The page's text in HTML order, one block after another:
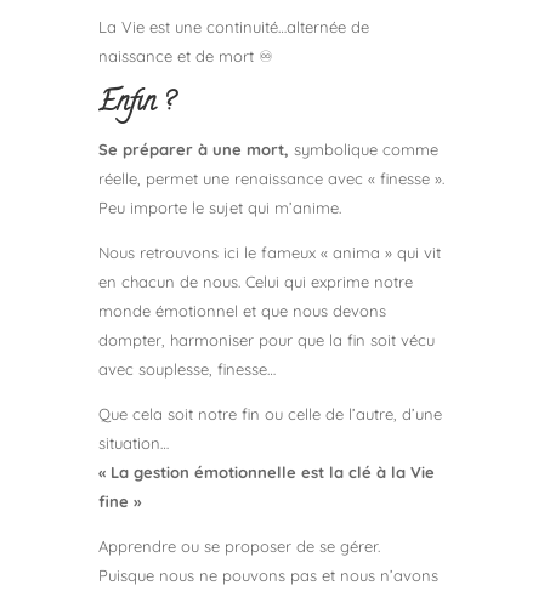
La Vie est une continuité…alternée de
naissance et de mort ♾
Enfin ?
Se préparer à une mort, symbolique comme
réelle, permet une renaissance avec « finesse ».
Peu importe le sujet qui m’anime.
Nous retrouvons ici le fameux « anima » qui vit
en chacun de nous. Celui qui exprime notre
monde émotionnel et que nous devons
dompter, harmoniser pour que la fin soit vécu
avec souplesse, finesse…
Que cela soit notre fin ou celle de l’autre, d’une
situation…
« La gestion émotionnelle est la clé à la Vie
fine »
Apprendre ou se proposer de se gérer.
Puisque nous ne pouvons pas et nous n’avons